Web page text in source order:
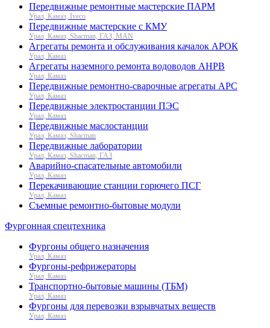
Передвижные ремонтные мастерские ПАРМ
Урал, Камаз, Iveco
Передвижные мастерские с КМУ
Урал, Камаз, Shacman, ГАЗ, MAN
Агрегаты ремонта и обслуживания качалок АРОК
Урал, Камаз
Агрегаты наземного ремонта водоводов АНРВ
Урал, Камаз
Передвижные ремонтно-сварочные агрегаты АРС
Урал, Камаз
Передвижные электростанции ПЭС
Урал, Камаз
Передвижные маслостанции
Урал, Камаз, Shacman
Передвижные лаборатории
Урал, Камаз, Shacman, ГАЗ
Аварийно-спасательные автомобили
Урал, Камаз
Перекачивающие станции горючего ПСГ
Урал, Камаз
Съемные ремонтно-бытовые модули
Фургонная спецтехника
Фургоны общего назначения
Урал, Камаз
Фургоны-рефрижераторы
Урал, Камаз
Транспортно-бытовые машины (ТБМ)
Урал, Камаз
Фургоны для перевозки взрывчатых веществ
Урал, Камаз